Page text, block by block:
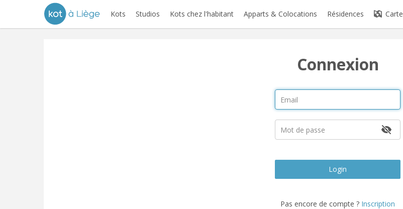
Kots Studios Kots chez l'habitant Apparts & Colocations Résidences Carte
Connexion
Login
Pas encore de compte ? Inscription